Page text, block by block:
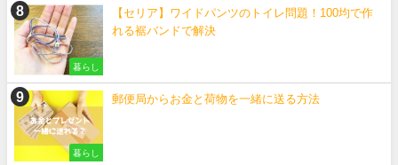
暮らし
【セリア】ワイドパンツのトイレ問題！100均で作
れる裾バンドで解決
暮らし
郵便局からお金と荷物を一緒に送る方法